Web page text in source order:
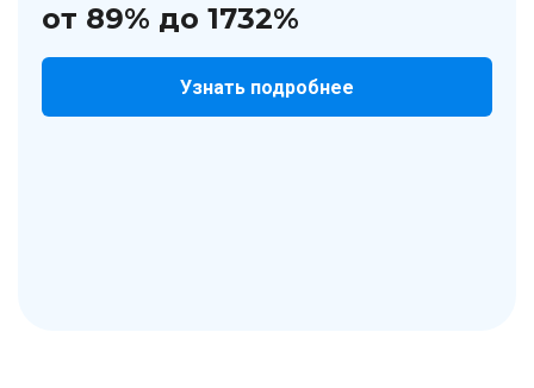
от 89% до 1732%
Узнать подробнее